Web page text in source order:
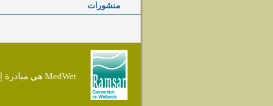
منشورات
MedWet هي مبادرة إقليمية بموجب إتفاقية Ramsar